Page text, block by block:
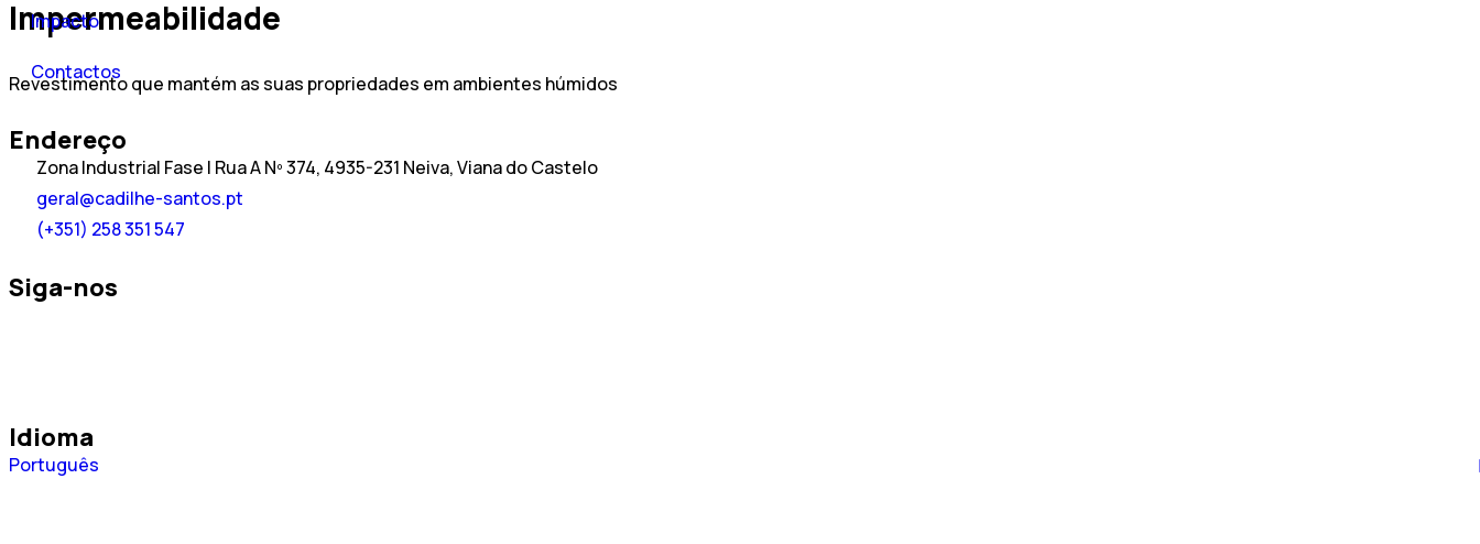
Impacto
Contactos
Endereço
Zona Industrial Fase I Rua A Nº 374, 4935-231 Neiva, Viana do Castelo
geral@cadilhe-santos.pt
(+351) 258 351 547
Siga-nos
Idioma
Português
Español
Impermeabilidade
Revestimento que mantém as suas propriedades em ambientes húmidos